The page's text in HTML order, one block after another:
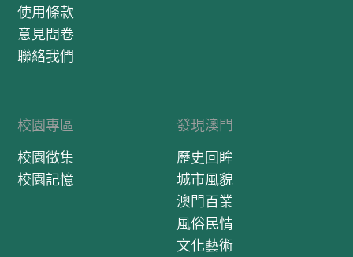
使用條款
意見問卷
聯絡我們
校園專區
校園徵集
校園記憶
發現澳門
歷史回眸
城市風貌
澳門百業
風俗民情
文化藝術